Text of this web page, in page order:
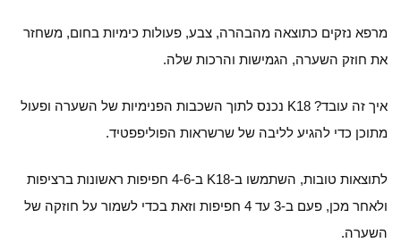
מרפא נזקים כתוצאה מהבהרה, צבע, פעולות כימיות בחום, משחזר
את חוזק השערה, הגמישות והרכות שלה.
איך זה עובד? K18 נכנס לתוך השכבות הפנימיות של השערה ופעול
מתוכן כדי להגיע לליבה של שרשראות הפוליפפטיד.
לתוצאות טובות, השתמשו ב-K18 ב-4-6 חפיפות ראשונות ברציפות
ולאחר מכן, פעם ב-3 עד 4 חפיפות וזאת בכדי לשמור על חוזקה של
השערה.